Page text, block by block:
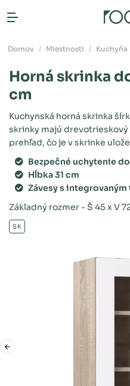
Otvoriť menu
Domov Miestnosti Kuchyňa
Horná skrinka
cm
Kuchynská horná skrinka
skrinky majú
prehľad, čo je v skrinke
Bezpečné uchytenie
Hĺbka 31 cm
Závesy s
Základný rozmer - Š 45 x V
SK